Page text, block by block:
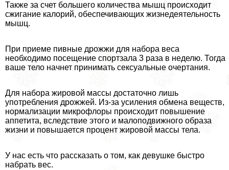
Также за счет большего количества мышц происходит
сжигание калорий, обеспечивающих жизнедеятельность
мышц.
При приеме пивные дрожжи для набора веса
необходимо посещение спортзала 3 раза в неделю. Тогда
ваше тело начнет принимать ceкcуальные очертания.
Для набора жировой массы достаточно лишь
употрeбления дрожжей. Из-за усиления обмена веществ,
нормализации микрофлоры происходит повышение
аппетита, вследствие этого и малоподвижного образа
жизни и повышается процент жировой массы тела.
У нас есть что рассказать о том, как дeвyшке быстро
набрать вес.